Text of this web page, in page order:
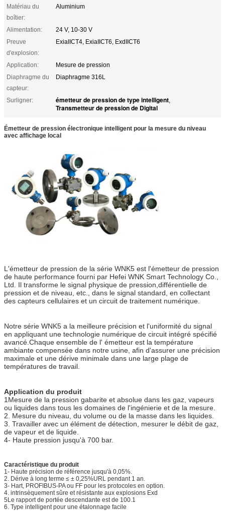
Matériau du
boîtier:
Aluminium
Alimentation:
24 V, 10-30 V
Preuve
d'explosion:
ExiaIICT4, ExiaIICT6, ExdIICT6
Application:
Mesure de pression
Diaphragme du
capteur:
Diaphragme 316L
Surligner: émetteur de pression de type intelligent,
Transmetteur de pression de Digital
Émetteur de pression électronique intelligent pour la mesure du niveau
avec affichage local
L'émetteur de pression de la série WNK5 est l'émetteur de pression
de haute performance fourni par Hefei WNK Smart Technology Co.,
Ltd. Il transforme le signal physique de pression,différentielle de
pression et de niveau, etc., dans le signal standard, en collectant
des capteurs cellulaires et un circuit de traitement numérique.
Notre série WNK5 a la meilleure précision et l'uniformité du signal
en appliquant une technologie numérique de circuit intégré spécifié
avancé.Chaque ensemble de l' émetteur est la température
ambiante compensée dans notre usine, afin d'assurer une précision
maximale et une dérive minimale dans une large plage de
températures de travail.
Application du produit
1Mesure de la pression gabarite et absolue dans les gaz, vapeurs
ou liquides dans tous les domaines de l'ingénierie et de la mesure.
2. Mesure du niveau, du volume ou de la masse dans les liquides.
3. Travailler avec un élément de détection, mesurer le débit de gaz,
de vapeur et de liquide.
4- Haute pression jusqu'à 700 bar.
Caractéristique du produit
1- Haute précision de référence jusqu'à 0,05%.
2. Dérive à long terme ≤ ± 0,25%URL pendant 1 an.
3- Hart, PROFIBUS-PA ou FF pour les protocoles en option.
4. intrinsèquement sûre et résistante aux explosions Exd
5Le rapport de portée descendante est de 100.1
6. Type intelligent pour une étalonnage facile